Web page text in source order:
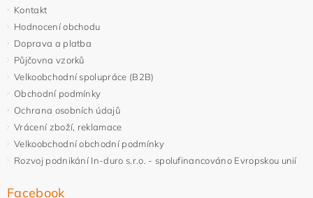
Kontakt
Hodnocení obchodu
Doprava a platba
Půjčovna vzorků
Velkoobchodní spolupráce (B2B)
Obchodní podmínky
Ochrana osobních údajů
Vrácení zboží, reklamace
Velkoobchodní obchodní podmínky
Rozvoj podnikání In-duro s.r.o. - spolufinancováno Evropskou unií
Facebook